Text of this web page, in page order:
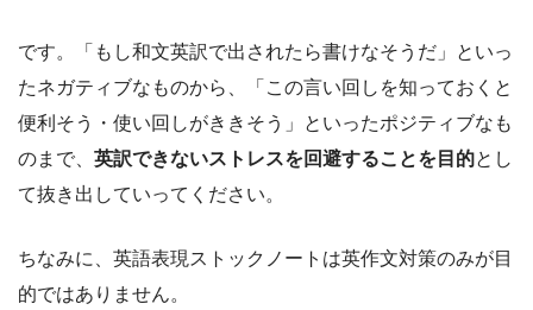
です。「もし和文英訳で出されたら書けなそうだ」といっ
たネガティブなものから、「この言い回しを知っておくと
便利そう・使い回しがききそう」といったポジティブなも
のまで、 英訳できないストレスを回避することを目的とし
て抜き出していってください。
ちなみに、英語表現ストックノートは英作文対策のみが目
的ではありません。